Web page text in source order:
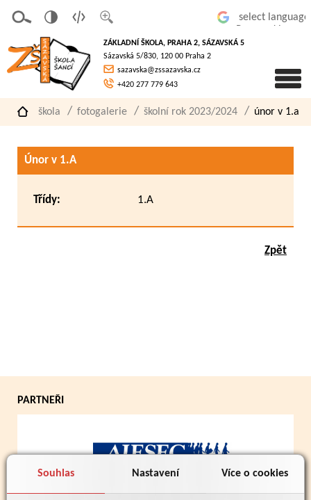
Souhlas Nastavení Více o cookies
písmo
á
verze
pro
slaboz
raké
ZÁKLADNÍ ŠKOLA, PRAHA 2, SÁZAVSKÁ 5
Sázavská 5/830, 120 00 Praha 2
sazavska@zssazavska.cz
+420 277 779 643
škola fotogalerie školní rok 2023/2024 únor v 1.a
Únor v 1.A
Třídy: 1.A
Zpět
PARTNEŘI